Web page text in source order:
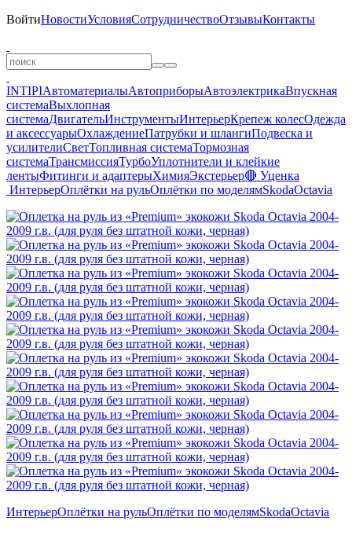
ВойтиНовостиУсловияСотрудничествоОтзывыКонтакты
INTIPIАвтоматериалыАвтоприборыАвтоэлектрикаВпускная
системаВыхлопная
системаДвигательИнструментыИнтерьерКрепеж колесОдежда
и аксессуарыОхлаждениеПатрубки и шлангиПодвеска и
усилителиСветТопливная системаТормозная
системаТрансмиссияТурбоУплотнители и клейкие
лентыФитинги и адаптерыХимияЭкстерьер🔴 Уценка
ИнтерьерОплётки на рульОплётки по моделямSkodaOctavia
ИнтерьерОплётки на рульОплётки по моделямSkodaOctavia